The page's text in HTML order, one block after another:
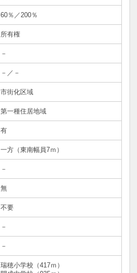
60％／200％
所有権
－
－／－
市街化区域
第一種住居地域
有
一方（東南幅員7ｍ）
－
無
不要
－
－
瑞穂小学校（417ｍ）